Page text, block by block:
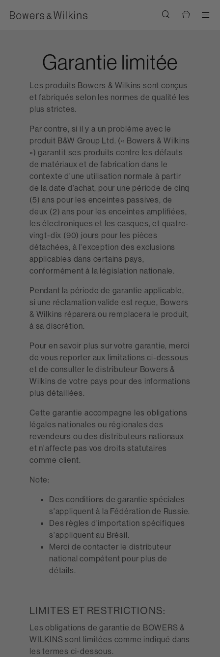
Garantie limitée
Les produits Bowers & Wilkins sont conçus
et fabriqués selon les normes de qualité les
plus strictes.
Par contre, si il y a un problème avec le
produit B&W Group Ltd. (« Bowers & Wilkins
») garantit ses produits contre les défauts
de matériaux et de fabrication dans le
contexte d'une utilisation normale à partir
de la date d'achat, pour une période de cinq
(5) ans pour les enceintes passives, de
deux (2) ans pour les enceintes amplifiées,
les électroniques et les casques, et quatre-
vingt-dix (90) jours pour les pièces
détachées, à l'exception des exclusions
applicables dans certains pays,
conformément à la législation nationale.
Pendant la période de garantie applicable,
si une réclamation valide est reçue, Bowers
& Wilkins réparera ou remplacera le produit,
à sa discrétion.
Pour en savoir plus sur votre garantie, merci
de vous reporter aux limitations ci-dessous
et de consulter le distributeur Bowers &
Wilkins de votre pays pour des informations
plus détaillées.
Cette garantie accompagne les obligations
légales nationales ou régionales des
revendeurs ou des distributeurs nationaux
et n'affecte pas vos droits statutaires
comme client.
Note:
Des conditions de garantie spéciales
s'appliquent à la Fédération de Russie.
Des règles d'importation spécifiques
s'appliquent au Brésil.
Merci de contacter le distributeur
national compétent pour plus de
détails.
LIMITES ET RESTRICTIONS:
Les obligations de garantie de BOWERS &
WILKINS sont limitées comme indiqué dans
les termes ci-dessous.